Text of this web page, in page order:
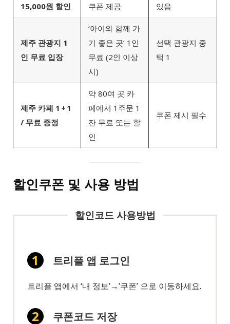
15,000원 할인
쿠폰 제공
있음
제주 관광지 1
인 무료 입장
‘아이와 함께 가
기 좋은 곳’ 1인
무료 (2인 이상
시)
선택 관광지 중
택 1
제주 카페 1 + 1
/ 무료 증정
약 80여 곳 카
페에서 1주문 1
잔 무료 또는 할
인
쿠폰 제시 필수
할인쿠폰 및 사용 방법
할인코드 사용방법
트리플 앱 로그인
트리플 앱에서 ‘내 정보’→’쿠폰’ 으로 이동하세요.
쿠폰코드 저장